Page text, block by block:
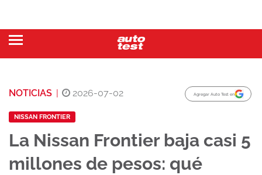
NOTICIAS | 2026-07-02 Agregar Auto Test en
NISSAN FRONTIER
La Nissan Frontier baja casi 5
millones de pesos: qué